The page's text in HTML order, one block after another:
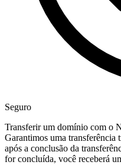
Seguro
Transferir um domínio com o
Garantimos uma transferência
após a conclusão da
for concluída, você receberá